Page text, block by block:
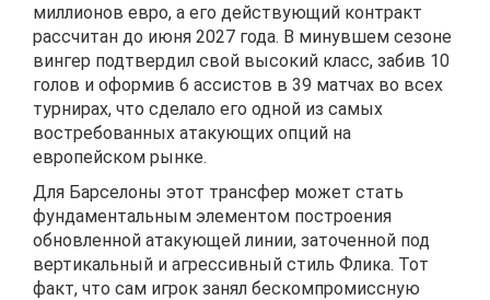
миллионов евро, а его действующий контракт
рассчитан до июня 2027 года. В минувшем сезоне
вингер подтвердил свой высокий класс, забив 10
голов и оформив 6 ассистов в 39 матчах во всех
турнирах, что сделало его одной из самых
востребованных атакующих опций на
европейском рынке.
Для Барселоны этот трансфер может стать
фундаментальным элементом построения
обновленной атакующей линии, заточенной под
вертикальный и агрессивный стиль Флика. Тот
факт, что сам игрок занял бескомпромиссную